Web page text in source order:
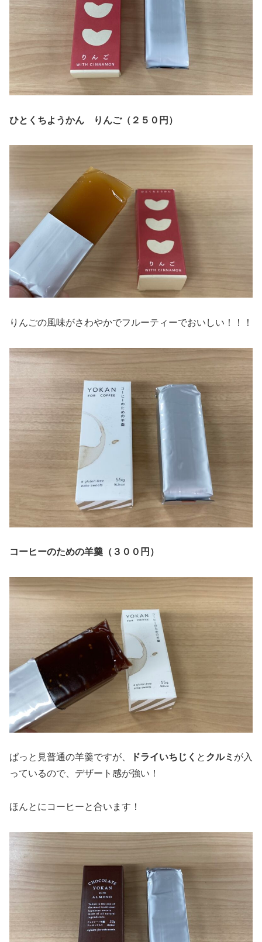
ひとくちようかん りんご（２５０円）
りんごの風味がさわやかでフルーティーでおいしい！！！
コーヒーのための羊羹（３００円）
ぱっと見普通の羊羹ですが、 ドライいちじく と クルミ が入
っているので、デザート感が強い！
ほんとにコーヒーと合います！